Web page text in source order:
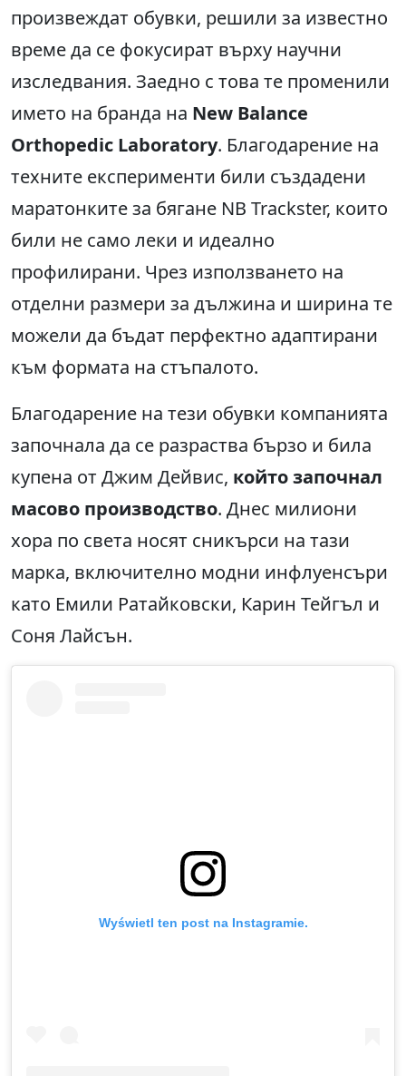
произвеждат обувки, решили за известно
време да се фокусират върху научни
изследвания. Заедно с това те променили
името на бранда на New Balance
Orthopedic Laboratory. Благодарение на
техните експерименти били създадени
маратонките за бягане NB Trackster, които
били не само леки и идеално
профилирани. Чрез използването на
отделни размери за дължина и ширина те
можели да бъдат перфектно адаптирани
към формата на стъпалото.
Благодарение на тези обувки компанията
започнала да се разраства бързо и била
купена от Джим Дейвис, който започнал
масово производство. Днес милиони
хора по света носят сникърси на тази
марка, включително модни инфлуенсъри
като Емили Ратайковски, Карин Тейгъл и
Соня Лайсън.
Wyświetl ten post na Instagramie.